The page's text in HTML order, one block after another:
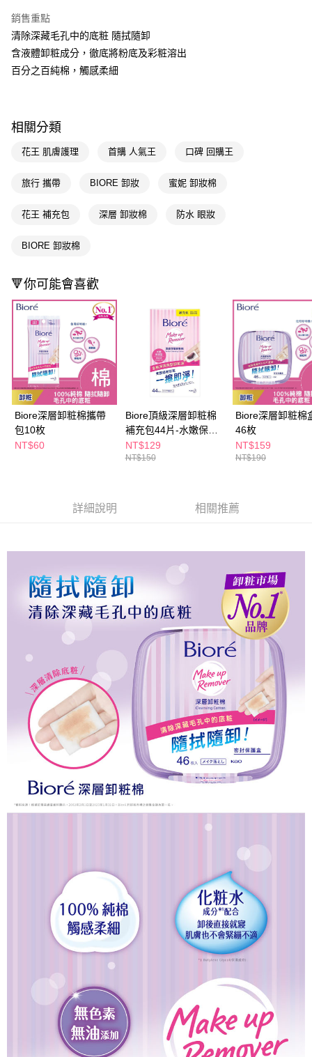
相關說明
【關於「AFTEE先享後付」】
AFTEE先享後付是「在收到商品之後才付款」的支付方式。 讓您購物簡單
１．簡單：不需註冊會員、不需綁卡、不需儲值。
【「AFTEE先享後付」結帳流程】
結帳頁面，進行簡訊認證並確認金額後，即可完成結帳。
ATM／網路銀行／等多元方式進行付款，方視為交易完成。
購買商品的店家。未經商家同意取消之訂單仍視為有效，需透過AFTEE先享
是否繳費成功／繳費後需取消欲退款等相關疑問，請聯繫「AFTEE先享後付
【注意事項】
１．透過由恩沛科技股份有限公司提供之「AFTEE先享後付」服務完成之交
易，需依本服務之必要範圍內提供個人資料，並將交易相關給付款項請求債
權轉讓予恩沛科技股份有限公司。
２．關於個人資料處理事宜，請瀏覽以下網址：
https://aftee.tw/terms/#terms3
３．未成年的使用者請事先徵得法定代理人或監護人之同意方可使用
「AFTEE先享後付」，若未經同意申辦者引起之損失，本公司不負相關責
任。
４．使用「AFTEE先享後付」時，將依據個別帳號之用戶狀況，依本公司即
時審查核予不同之上限額度；若仍有額度不足之情形，本公司將視審查結果
請求用戶進行身份認證。
５．嚴禁一人註冊多個帳號或使用他人資訊註冊。若發現惡意使用之情形，
恩沛科技股份有限公司將有權停止該用戶之使用額度並採取法律行動。
即享券
每筆NT$65，滿NT$390(含以上)免運費
付款後全家取貨
每筆NT$65，滿NT$490(含以上)免運費
7-11取貨付款
每筆NT$65，滿NT$490(含以上)免運費
付款後7-11取貨
每筆NT$65，滿NT$490(含以上)免運費
宅配(本島)
每筆NT$100，滿NT$790(含以上)免運費
付款後寶雅門市自取(由倉庫統一出貨)
每筆NT$80，滿NT$290(含以上)免運費
銷售重點
清除深藏毛孔中的底粧 隨拭隨卸
含液體卸粧成分，徹底將粉底及彩粧溶出
百分之百純棉，觸感柔細
相關分類
花王 肌膚護理 首購 人氣王 口碑 回購王
旅行 攜帶 BIORE 卸妝 蜜妮 卸妝棉
花王 補充包 深層 卸妝棉 防水 眼妝
BIORE 卸妝棉
🔻你可能會喜歡
Biore深層卸粧棉攜帶
包10枚
NT$60
Biore頂級深層卸粧棉
補充包44片-水嫩保濕
型
NT$129
NT$150
Biore深層卸粧棉
46枚
NT$159
NT$190
詳細說明 相關推薦